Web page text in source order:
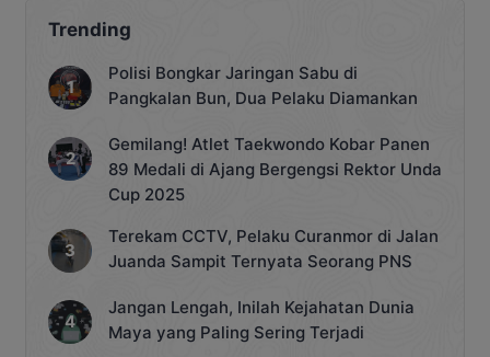
Trending
Polisi Bongkar Jaringan Sabu di
Pangkalan Bun, Dua Pelaku Diamankan
Gemilang! Atlet Taekwondo Kobar Panen
89 Medali di Ajang Bergengsi Rektor Unda
Cup 2025
Terekam CCTV, Pelaku Curanmor di Jalan
Juanda Sampit Ternyata Seorang PNS
Jangan Lengah, Inilah Kejahatan Dunia
Maya yang Paling Sering Terjadi